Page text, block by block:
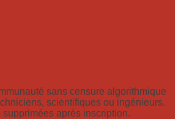
sans censure algorithmique
scientifiques ou ingénieurs.
supprimées après inscription.